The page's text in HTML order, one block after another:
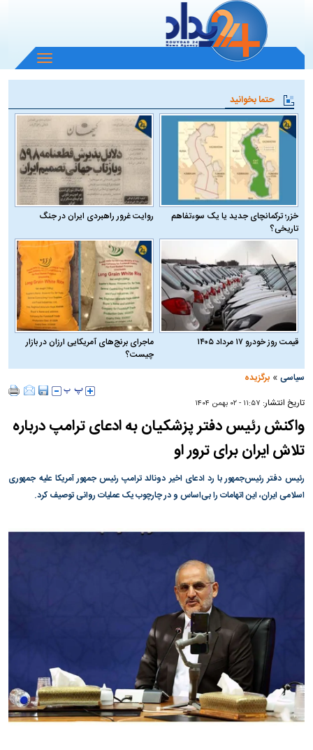
باز
و
منو
حتما بخوانید
خزر؛ ترکمانچای جدید یا یک سوءتفاهم
تاریخی؟
روایت غرور راهبردی ایران در جنگ
قیمت روز خودرو ۱۷ مرداد ۱۴۰۵
ماجرای برنج‌های آمریکایی ارزان در بازار
چیست؟
سیاسی »برگزیده
تاریخ انتشار: ۱۱:۵۷ - ۰۲ بهمن ۱۴۰۴
واکنش رئیس دفتر پزشکیان به ادعای ترامپ درباره
تلاش ایران برای ترور او
رئیس دفتر رئیس‌جمهور با رد ادعای اخیر دونالد ترامپ رئیس جمهور آمریکا علیه جمهوری
اسلامی ایران، این اتهامات را بی‌اساس و در چارچوب یک عملیات روانی توصیف کرد.